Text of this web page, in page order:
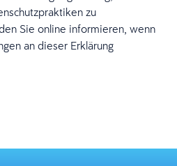
zu
Sie online informieren, wenn
an dieser Erklärung